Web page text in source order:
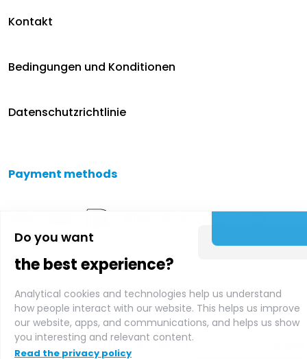
Do you want
the best experience?
Analytical cookies and technologies help us understand
how people interact with our website. This helps us improve
our website, apps, and communications, and helps us show
you interesting and relevant content.
Read the privacy policy
Empfohlene Aktivitäten
Entdecken Sie Masca - Garachico
Kontakt
Bedingungen und Konditionen
Datenschutzrichtlinie
Payment methods